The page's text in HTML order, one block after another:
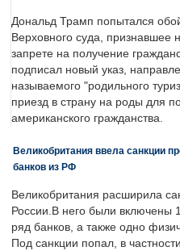
Дональд Трамп попытался
Верховного суда, признавшее
запрете на получение
подписал новый указ,
называемого "родильного
приезд в страну на роды для
американского гражданства.
Великобритания ввела санкции
банков из РФ
Великобритания расширила
России.В него были включены
ряд банков, а также одно
Под санкции попал, в